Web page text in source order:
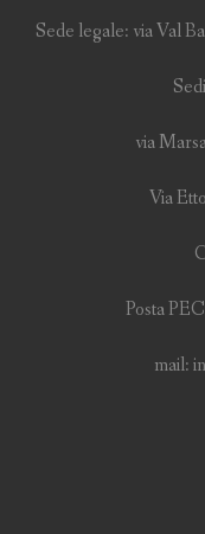
Sede legale: via Val
via
Via
Posta
mail: